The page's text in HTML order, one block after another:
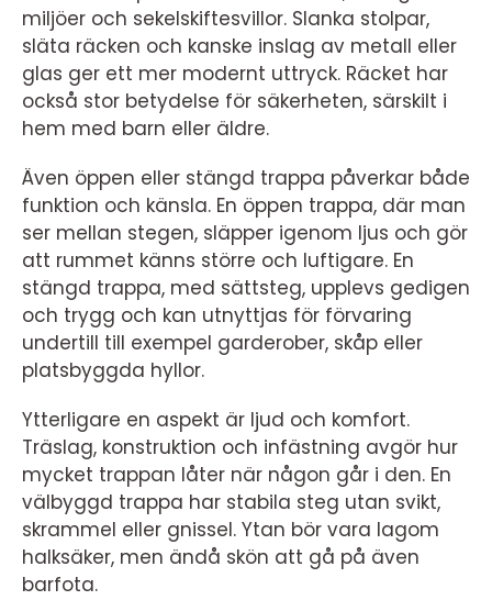
miljöer och sekelskiftesvillor. Slanka stolpar,
släta räcken och kanske inslag av metall eller
glas ger ett mer modernt uttryck. Räcket har
också stor betydelse för säkerheten, särskilt i
hem med barn eller äldre.
Även öppen eller stängd trappa påverkar både
funktion och känsla. En öppen trappa, där man
ser mellan stegen, släpper igenom ljus och gör
att rummet känns större och luftigare. En
stängd trappa, med sättsteg, upplevs gedigen
och trygg och kan utnyttjas för förvaring
undertill till exempel garderober, skåp eller
platsbyggda hyllor.
Ytterligare en aspekt är ljud och komfort.
Träslag, konstruktion och infästning avgör hur
mycket trappan låter när någon går i den. En
välbyggd trappa har stabila steg utan svikt,
skrammel eller gnissel. Ytan bör vara lagom
halksäker, men ändå skön att gå på även
barfota.